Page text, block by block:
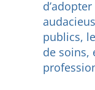
publics,
de soins,